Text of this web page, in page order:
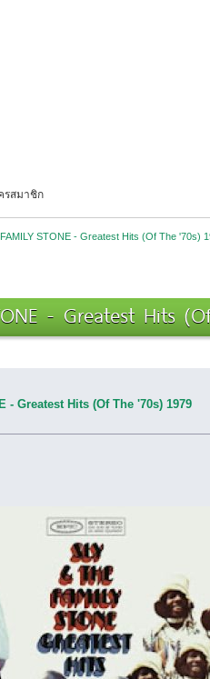
รสมาชิก
STONE - Greatest Hits (Of The '70s)
- Greatest Hits
- Greatest Hits (Of The '70s) 1979